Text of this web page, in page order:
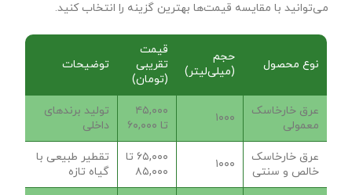
می‌توانید با مقایسه قیمت‌ها بهترین گزینه را انتخاب کنید.
نوع محصول
حجم
(میلی‌لیتر)
قیمت
تقریبی
(تومان)
توضیحات
عرق خارخاسک
معمولی
۱۰۰۰
۴۵,۰۰۰
تا ۶۰,۰۰۰
تولید برندهای
داخلی
عرق خارخاسک
خالص و سنتی
۱۰۰۰
۶۵,۰۰۰ تا
۸۵,۰۰۰
تقطیر طبیعی با
گیاه تازه